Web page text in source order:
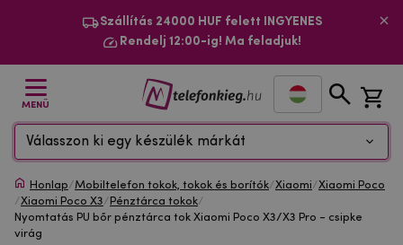
Szállítás 24000 HUF felett INGYENES
Rendelj 12:00-ig! Ma feladjuk!
MENÜ
Válasszon ki egy készülék márkát
Honlap/Mobiltelefon tokok, tokok és borítók/Xiaomi/Xiaomi Poco
/Xiaomi Poco X3/ Pénztárca tokok/
Nyomtatás PU bőr pénztárca tok Xiaomi Poco X3/X3 Pro - csipke
virág